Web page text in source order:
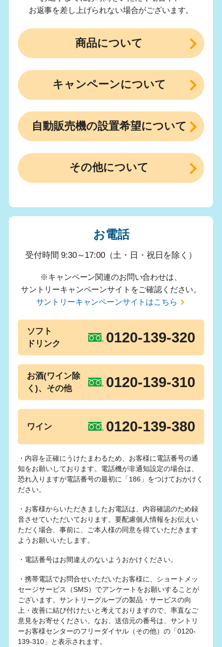
お返事を差し上げられない場合がございます。
商品について
キャンペーンについて
自動販売機の設置希望について
その他について
お電話
受付時間 9:30～17:00（土・日・祝日を除く）
※キャンペーン関連のお問い合わせは、
サントリーキャンペーンサイトをご確認ください。
サントリーキャンペーンサイトはこちら
ソフト
ドリンク
0120-139-320
お酒(ワイン除
く)、その他
0120-139-310
ワイン 0120-139-380
・内容を正確にうけたまわるため、お客様に電話番号の通
知をお願いしております。電話機が非通知設定の場合は、
恐れ入りますが電話番号の最初に「186」をつけておかけく
ださい。
・お客様からいただきましたお電話は、内容確認のため録
音させていただいております。要配慮個人情報をお伝えい
ただく場合、事前に、ご本人様の同意を得ていただきます
ようお願いいたします。
・電話番号はお間違えのないようおかけください。
・携帯電話でお問合せいただいたお客様に、ショートメッ
セージサービス（SMS）でアンケートをお願いすることが
ございます。サントリーグループの製品・サービスの向
上・改善に結び付けたいと考えておりますので、率直なご
意見をお寄せください。なお、送信元の番号は、サントリ
ーお客様センターのフリーダイヤル（その他）の「0120-
139-310」と表示されます。